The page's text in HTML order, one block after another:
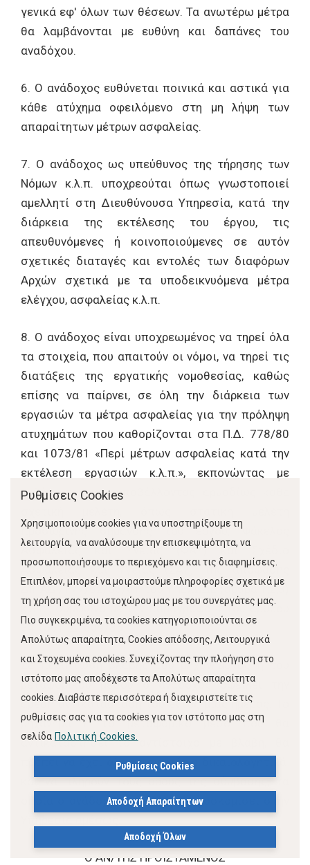
γενικά εφ' όλων των θέσεων. Τα ανωτέρω μέτρα
θα λαμβάνονται με ευθύνη και δαπάνες του
αναδόχου.
6. Ο ανάδοχος ευθύνεται ποινικά και αστικά για
κάθε ατύχημα οφειλόμενο στη μη λήψη των
απαραίτητων μέτρων ασφαλείας.
7. Ο ανάδοχος ως υπεύθυνος της τήρησης των
Νόμων κ.λ.π. υποχρεούται όπως γνωστοποιεί
αμελλητί στη Διευθύνουσα Υπηρεσία, κατά την
διάρκεια της εκτέλεσης του έργου, τις
απευθυνόμενες ή κοινοποιούμενες σε αυτόν
σχετικές διαταγές και εντολές των διαφόρων
Αρχών σχετικά με τα υποδεικνυόμενα μέτρα
ελέγχου, ασφαλείας κ.λ.π.
8. Ο ανάδοχος είναι υποχρεωμένος να τηρεί όλα
τα στοιχεία, που απαιτούν οι νόμοι, να τηρεί τις
διατάξεις της εργατικής νομοθεσίας, καθώς
επίσης να παίρνει, σε όλη την διάρκεια των
εργασιών τα μέτρα ασφαλείας για την πρόληψη
ατυχημάτων που καθορίζονται στα Π.Δ. 778/80
και 1073/81 «Περί μέτρων ασφαλείας κατά την
εκτέλεση εργασιών κ.λ.π.», εκπονώντας με
ευθύνη του και υποβάλλοντας αρμοδίως κάθε
προσωρινής σήμανσης του έργου, Φάκελος
Ασφαλείας και Υγείας (ΦΑΥ) και Σχέδιο
Ασφαλείας και Υγείας (ΣΑΥ) της απόφασης
ΔΙΠΑΔ /177/02/03/01 του ΥΠΕΧΩΔΕ (άρθρα 1,2,3)
κ.λ.π., σύμφωνα με την παράγραφο 4 του άρθρου
34 του Π.Δ. 609/85.
Σε περίπτωση βλάβης του μηχανήματος ή του
μεταφορικού μέσου ο ανάδοχος οφείλει την
άμεση αντικατάστασή του εντός μίας ημέρας. Το
μηχάνημα ή το μεταφορικό μέσο που θα
αντικαταστήσει το αντίστοιχο με βλάβη, θα
πρέπει να έχει όλα τα ανωτέρω δικαιολογητικά
και να πληρούν τους όρους της σύμβασης, τα
οποία ο ανάδοχος οφείλει να προσκομίσει στην
Ο ΑΝ/ΤΗΣ ΠΡΟΪΣΤΑΜΕΝΟΣ
Ρυθμίσεις Cookies
Χρησιμοποιούμε cookies για να υποστηρίξουμε τη
λειτουργία, να αναλύσουμε την επισκεψιμότητα, να
προσωποποιήσουμε το περιεχόμενο και τις διαφημίσεις.
Επιπλέον, μπορεί να μοιραστούμε πληροφορίες σχετικά με
τη χρήση σας του ιστοχώρου μας με του συνεργάτες μας.
Πιο συγκεκριμένα, τα cookies κατηγοριοποιούνται σε
Απολύτως απαραίτητα, Cookies απόδοσης, Λειτουργικά
και Στοχευμένα cookies. Συνεχίζοντας την πλοήγηση στο
ιστότοπο μας αποδέχεστε τα Απολύτως απαραίτητα
cookies. Διαβάστε περισσότερα ή διαχειριστείτε τις
ρυθμίσεις σας για τα cookies για τον ιστότοπο μας στη
σελίδα Πολιτική Cookies.
Ρυθμίσεις Cookies
Αποδοχή Απαραίτητων
Αποδοχή Όλων